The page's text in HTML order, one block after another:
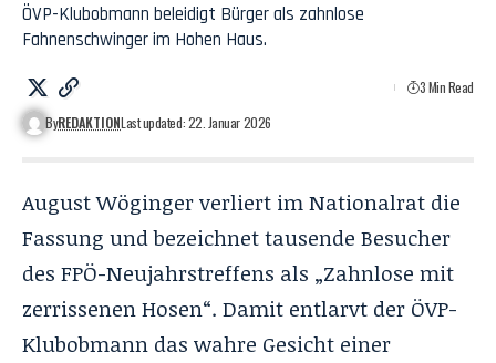
ÖVP-Klubobmann beleidigt Bürger als zahnlose
Fahnenschwinger im Hohen Haus.
ByREDAKTIONLast updated: 22. Januar 2026
3 Min Read
August Wöginger verliert im Nationalrat die
Fassung und bezeichnet tausende Besucher
des FPÖ-Neujahrstreffens als „Zahnlose mit
zerrissenen Hosen“. Damit entlarvt der ÖVP-
Klubobmann das wahre Gesicht einer